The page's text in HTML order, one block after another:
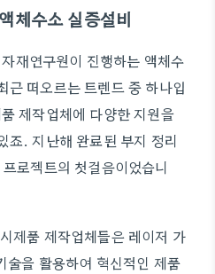
체수소 실증설비
재연구원이 진행하는 액체수
근 떠오르는 트렌드 중 하나입
제작업체에 다양한 지원을
죠. 지난해 완료된 부지 정리
로젝트의 첫걸음이었습니
제품 제작업체들은 레이저 가
을 활용하여 혁신적인 제품